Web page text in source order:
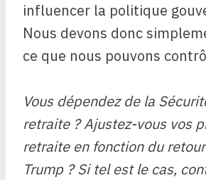
influencer la politique
Nous devons donc
ce que nous pouvons
Vous dépendez de la
retraite ? Ajustez-vous vos
retraite en fonction du
Trump ? Si tel est le cas,